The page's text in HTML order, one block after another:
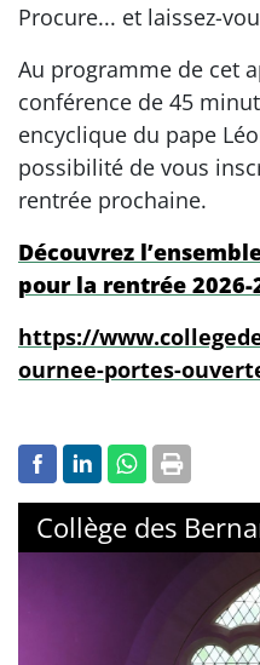
Procure... et laissez-
Au programme de cet
conférence de 45
encyclique du pape
possibilité de vous
rentrée prochaine.
Découvrez
pour la rentrée 2026-
https://
ournee-portes-
Collège des